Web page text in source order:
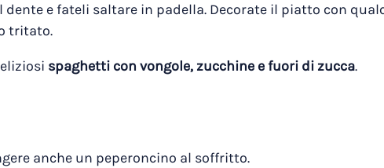
e fateli saltare in padella. Decorate il piatto con
tritato.
spaghetti con vongole, zucchine e fuori di zucca.
anche un peperoncino al soffritto.